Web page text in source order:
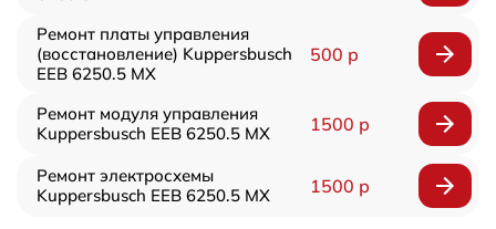
Ремонт платы управления
(восстановление) Kuppersbusch
EEB 6250.5 MX
500 р
Ремонт модуля управления
Kuppersbusch EEB 6250.5 MX
1500 р
Ремонт электросхемы
Kuppersbusch EEB 6250.5 MX
1500 р